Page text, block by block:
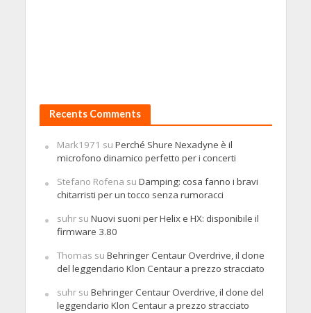
Recents Comments
Mark1971 su Perché Shure Nexadyne è il
microfono dinamico perfetto per i concerti
Stefano Rofena su Damping: cosa fanno i bravi
chitarristi per un tocco senza rumoracci
suhrsu Nuovi suoni per Helix e HX: disponibile il
firmware 3.80
Thomas su Behringer Centaur Overdrive, il clone
del leggendario Klon Centaur a prezzo stracciato
suhrsu Behringer Centaur Overdrive, il clone del
leggendario Klon Centaur a prezzo stracciato